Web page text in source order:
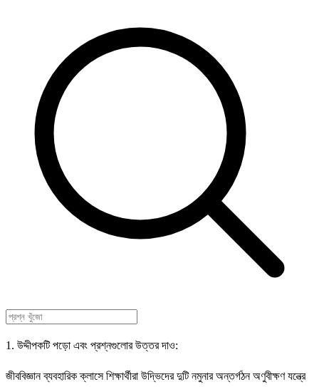
1. উদ্দীপকটি পড়ো এবং প্রশ্নগুলোর উত্তর দাও:
জীববিজ্ঞান ব্যবহারিক ক্লাসে শিক্ষার্থীরা উদ্ভিদের দুটি নমুনার অন্তর্গঠন অণুবীক্ষণ যন্ত্রে